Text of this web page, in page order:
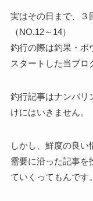
実はその日まで、３
（NO.12～14）
釣行の際は釣果・ボ
スタートした当ブロ
釣行記事はナンバリ
けにはいきません。
しかし、鮮度の良い
需要に沿った記事を
ていくってもんです。